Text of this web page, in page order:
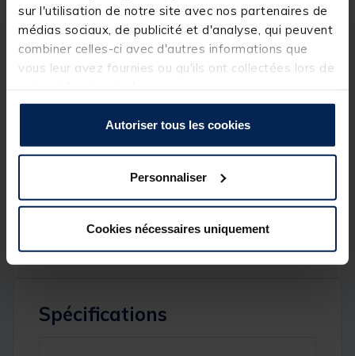
sur l'utilisation de notre site avec nos partenaires de
médias sociaux, de publicité et d'analyse, qui peuvent
combiner celles-ci avec d'autres informations que
vous leur avez fournies ou qu'ils ont collectées lors de
Autoriser tous les cookies
Personnaliser
Cookies nécessaires uniquement
Description Spécifications
Description
Nymphe Double pour la pêche du Corégone
Détails
Modèle : DN2 H12
Spécifications